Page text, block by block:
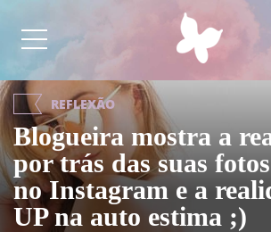
REFLEXÃO
Blogueira mostra a
por trás das suas
no Instagram e a
UP na auto estima ;)